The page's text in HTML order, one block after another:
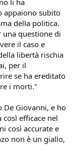
appaiono subito
della politica.
una questione di
il caso e
libertà rischia
per il
se ha ereditato
i morti."
De Giovanni, e ho
efficace nel
così accurate e
non è un giallo,